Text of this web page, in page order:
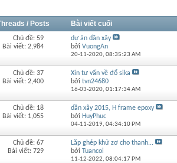
/ Posts Bài viết cuối
Chủ đề: 59
Bài viết: 2,984
dự án dần xây
bởiVuongAn
20-11-2020,08:35:23 AM
Chủ đề: 37
Bài viết: 2,400
Xin tư vấn về đổ sika
bởitvn24680
16-03-2020,01:17:34 AM
Chủ đề: 18
Bài viết: 1,055
dần xây 2015, H frame epoxy
bởi HuyPhuc
04-11-2019,04:34:10 PM
Chủ đề: 67
Bài viết: 729
Lắp ghép khử zơ cho thanh...
bởiTuancoi
11-12-2022,08:04:17 PM